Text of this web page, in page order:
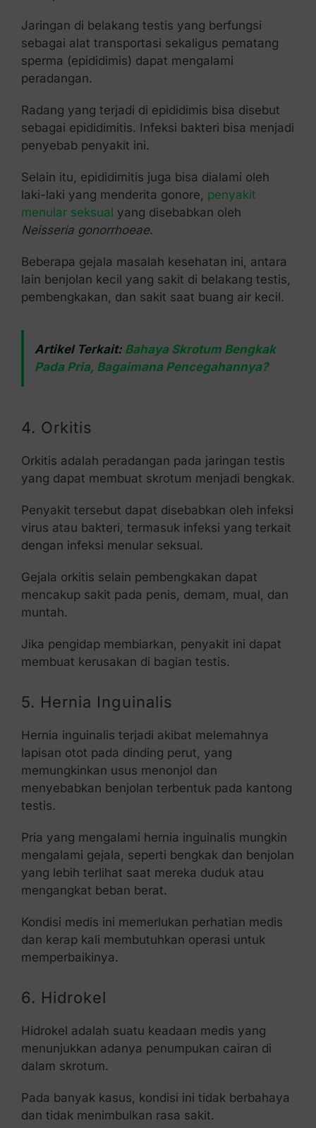
Jaringan di belakang testis yang berfungsi
sebagai alat transportasi sekaligus pematang
sperma (epididimis) dapat mengalami
peradangan.
Radang yang terjadi di epididimis bisa disebut
sebagai epididimitis. Infeksi bakteri bisa menjadi
penyebab penyakit ini.
Selain itu, epididimitis juga bisa dialami oleh
laki-laki yang menderita gonore, penyakit
menular seksual yang disebabkan oleh
Neisseria gonorrhoeae.
Beberapa gejala masalah kesehatan ini, antara
lain benjolan kecil yang sakit di belakang testis,
pembengkakan, dan sakit saat buang air kecil.
Artikel Terkait:Bahaya Skrotum Bengkak
Pada Pria, Bagaimana Pencegahannya?
4. Orkitis
Orkitis adalah peradangan pada jaringan testis
yang dapat membuat skrotum menjadi bengkak.
Penyakit tersebut dapat disebabkan oleh infeksi
virus atau bakteri, termasuk infeksi yang terkait
dengan infeksi menular seksual.
Gejala orkitis selain pembengkakan dapat
mencakup sakit pada penis, demam, mual, dan
muntah.
Jika pengidap membiarkan, penyakit ini dapat
membuat kerusakan di bagian testis.
5. Hernia Inguinalis
Hernia inguinalis terjadi akibat melemahnya
lapisan otot pada dinding perut, yang
memungkinkan usus menonjol dan
menyebabkan benjolan terbentuk pada kantong
testis.
Pria yang mengalami hernia inguinalis mungkin
mengalami gejala, seperti bengkak dan benjolan
yang lebih terlihat saat mereka duduk atau
mengangkat beban berat.
Kondisi medis ini memerlukan perhatian medis
dan kerap kali membutuhkan operasi untuk
memperbaikinya.
6. Hidrokel
Hidrokel adalah suatu keadaan medis yang
menunjukkan adanya penumpukan cairan di
dalam skrotum.
Pada banyak kasus, kondisi ini tidak berbahaya
dan tidak menimbulkan rasa sakit.